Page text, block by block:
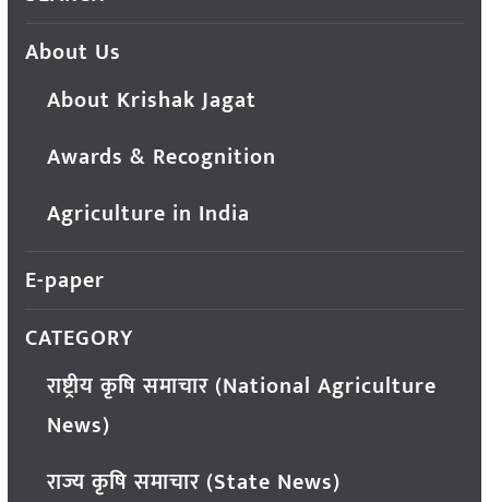
About Us
About Krishak Jagat
Awards & Recognition
Agriculture in India
E-paper
CATEGORY
राष्ट्रीय कृषि समाचार (National Agriculture
News)
राज्य कृषि समाचार (State News)